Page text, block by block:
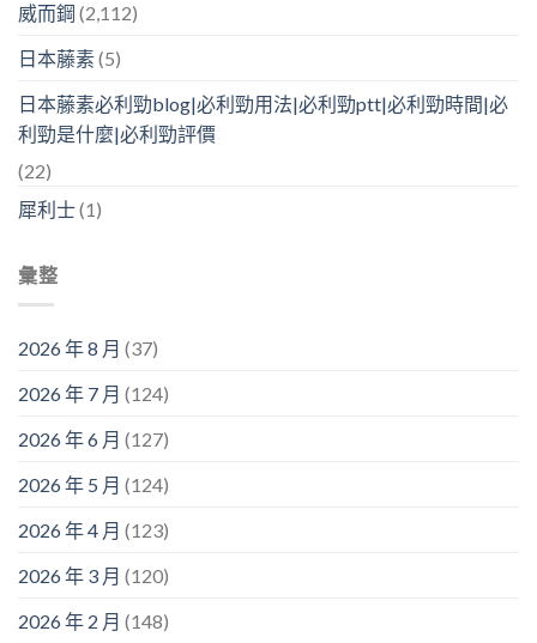
威而鋼 (2,112)
日本藤素(5)
日本藤素必利勁blog|必利勁用法|必利勁ptt|必利勁時間|必
利勁是什麼|必利勁評價
(22)
犀利士(1)
彙整
2026 年 8 月 (37)
2026 年 7 月 (124)
2026 年 6 月 (127)
2026 年 5 月 (124)
2026 年 4 月 (123)
2026 年 3 月 (120)
2026 年 2 月 (148)